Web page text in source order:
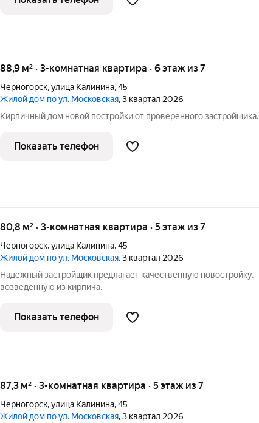
88,9 м² · 3-комнатная квартира · 6 этаж из 7
Черногорск,улица Калинина,45
Жилой дом по ул. Московская, 3 квартал 2026
Кирпичный дом новой постройки от проверенного застройщика.
Показать телефон
80,8 м² · 3-комнатная квартира · 5 этаж из 7
Черногорск,улица Калинина,45
Жилой дом по ул. Московская, 3 квартал 2026
Надежный застройщик предлагает качественную новостройку,
возведённую из кирпича.
Показать телефон
87,3 м² · 3-комнатная квартира · 5 этаж из 7
Черногорск,улица Калинина,45
Жилой дом по ул. Московская, 3 квартал 2026